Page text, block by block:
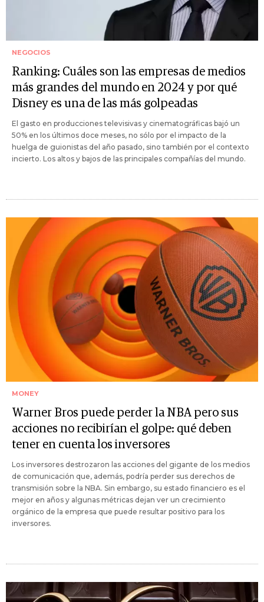
NEGOCIOS
Ranking: Cuáles son las empresas de medios
más grandes del mundo en 2024 y por qué
Disney es una de las más golpeadas
El gasto en producciones televisivas y cinematográficas bajó un
50% en los últimos doce meses, no sólo por el impacto de la
huelga de guionistas del año pasado, sino también por el contexto
incierto. Los altos y bajos de las principales compañías del mundo.
MONEY
Warner Bros puede perder la NBA pero sus
acciones no recibirían el golpe: qué deben
tener en cuenta los inversores
Los inversores destrozaron las acciones del gigante de los medios
de comunicación que, además, podría perder sus derechos de
transmisión sobre la NBA. Sin embargo, su estado financiero es el
mejor en años y algunas métricas dejan ver un crecimiento
orgánico de la empresa que puede resultar positivo para los
inversores.